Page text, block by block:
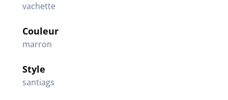
vachette
Couleur
marron
Style
santiags